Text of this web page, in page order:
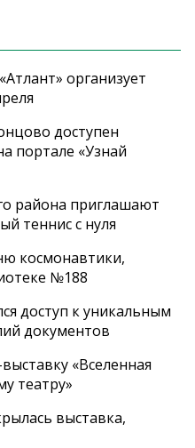
организует
доступен
портале «Узнай
района приглашают
теннис с нуля
космонавтики,
№188
доступ к уникальным
документов
«Вселенная
театру»
выставка,